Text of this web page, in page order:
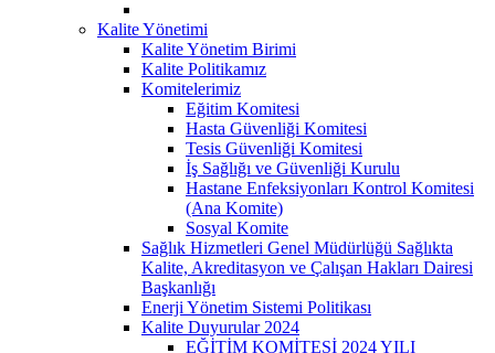
Kalite Yönetimi
Kalite Yönetim Birimi
Kalite Politikamız
Komitelerimiz
Eğitim Komitesi
Hasta Güvenliği Komitesi
Tesis Güvenliği Komitesi
İş Sağlığı ve Güvenliği Kurulu
Hastane Enfeksiyonları Kontrol Komitesi
(Ana Komite)
Sosyal Komite
Sağlık Hizmetleri Genel Müdürlüğü Sağlıkta
Kalite, Akreditasyon ve Çalışan Hakları Dairesi
Başkanlığı
Enerji Yönetim Sistemi Politikası
Kalite Duyurular 2024
EĞİTİM KOMİTESİ 2024 YILI